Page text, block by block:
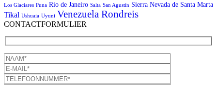
Los Glaciares Puna Rio de Janeiro Salta San Agustín Sierra Nevada de Santa Marta
Tikal Ushuaia Uyuni Venezuela Rondreis
CONTACTFORMULIER